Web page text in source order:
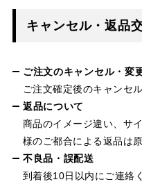
キャンセル・返品
ご注文のキャンセル・変
ご注文確定後のキャンセ
返品について
商品のイメージ違い、サ
様のご都合による返品は
不良品・誤配送
到着後10日以内にご連絡